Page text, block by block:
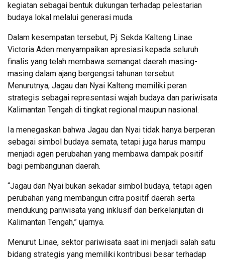
kegiatan sebagai bentuk dukungan terhadap pelestarian
budaya lokal melalui generasi muda.
Dalam kesempatan tersebut, Pj. Sekda Kalteng Linae
Victoria Aden menyampaikan apresiasi kepada seluruh
finalis yang telah membawa semangat daerah masing-
masing dalam ajang bergengsi tahunan tersebut.
Menurutnya, Jagau dan Nyai Kalteng memiliki peran
strategis sebagai representasi wajah budaya dan pariwisata
Kalimantan Tengah di tingkat regional maupun nasional.
Ia menegaskan bahwa Jagau dan Nyai tidak hanya berperan
sebagai simbol budaya semata, tetapi juga harus mampu
menjadi agen perubahan yang membawa dampak positif
bagi pembangunan daerah.
“Jagau dan Nyai bukan sekadar simbol budaya, tetapi agen
perubahan yang membangun citra positif daerah serta
mendukung pariwisata yang inklusif dan berkelanjutan di
Kalimantan Tengah,” ujarnya.
Menurut Linae, sektor pariwisata saat ini menjadi salah satu
bidang strategis yang memiliki kontribusi besar terhadap